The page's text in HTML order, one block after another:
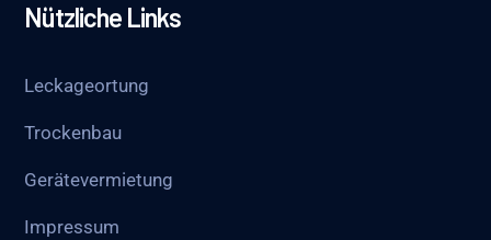
Nützliche Links
Leckageortung
Trockenbau
Gerätevermietung
Impressum